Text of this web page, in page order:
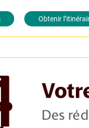
Obtenir